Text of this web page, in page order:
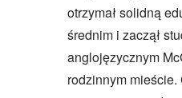
otrzymał solidną
średnim i zaczął
anglojęzycznym
rodzinnym mieście.